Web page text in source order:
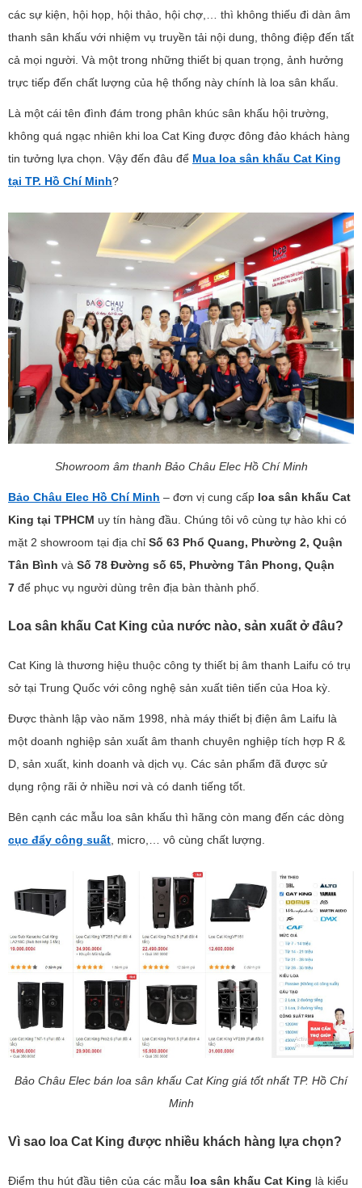
các sự kiện, hội họp, hội thảo, hội chợ,… thì không thiếu đi dàn âm
thanh sân khấu với nhiệm vụ truyền tải nội dung, thông điệp đến tất
cả mọi người. Và một trong những thiết bị quan trọng, ảnh hưởng
trực tiếp đến chất lượng của hệ thống này chính là loa sân khấu.
Là một cái tên đình đám trong phân khúc sân khấu hội trường,
không quá ngạc nhiên khi loa Cat King được đông đảo khách hàng
tin tưởng lựa chọn. Vậy đến đâu để Mua loa sân khấu Cat King
tại TP. Hồ Chí Minh?
Showroom âm thanh Bảo Châu Elec Hồ Chí Minh
Bảo Châu Elec Hồ Chí Minh – đơn vị cung cấp loa sân khấu Cat
King tại TPHCM uy tín hàng đầu. Chúng tôi vô cùng tự hào khi có
mặt 2 showroom tại địa chỉ Số 63 Phổ Quang, Phường 2, Quận
Tân Bình và Số 78 Đường số 65, Phường Tân Phong, Quận
7 để phục vụ người dùng trên địa bàn thành phố.
Loa sân khấu Cat King của nước nào, sản xuất ở đâu?
Cat King là thương hiệu thuộc công ty thiết bị âm thanh Laifu có trụ
sở tại Trung Quốc với công nghệ sản xuất tiên tiến của Hoa kỳ.
Được thành lập vào năm 1998, nhà máy thiết bị điện âm Laifu là
một doanh nghiệp sản xuất âm thanh chuyên nghiệp tích hợp R &
D, sản xuất, kinh doanh và dịch vụ. Các sản phẩm đã được sử
dụng rộng rãi ở nhiều nơi và có danh tiếng tốt.
Bên cạnh các mẫu loa sân khấu thì hãng còn mang đến các dòng
cục đẩy công suất , micro,… vô cùng chất lượng.
Bảo Châu Elec bán loa sân khấu Cat King giá tốt nhất TP. Hồ Chí
Minh
Vì sao loa Cat King được nhiều khách hàng lựa chọn?
Điểm thu hút đầu tiên của các mẫu loa sân khấu Cat King là kiểu